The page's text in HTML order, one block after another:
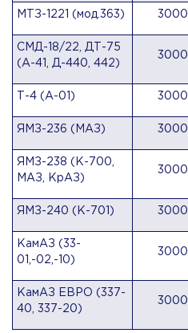
МТЗ-1221 (мод.363) 3000
СМД-18/22, ДТ-75
(А-41, Д-440, 442)
3000
Т-4 (А-01) 3000
ЯМЗ-236 (МАЗ) 3000
ЯМЗ-238 (К-700,
МАЗ, КрАЗ)
3000
ЯМЗ-240 (К-701) 3000
КамАЗ (33-
01,-02,-10)
3000
КамАЗ ЕВРО (337-
40, 337-20)
3000